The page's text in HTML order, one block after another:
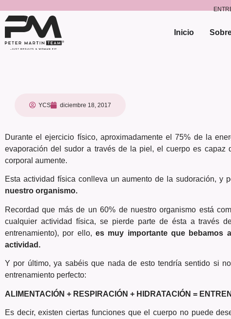
Inicio
YCS diciembre 18, 2017
Durante el ejercicio físico, aproximadamente el 75% de la
evaporación del sudor a través de la piel, el cuerpo es capaz
corporal aumente.
Esta actividad física conlleva un aumento de la sudoración, y
nuestro organismo.
Recordad que más de un 60% de nuestro organismo está
cualquier actividad física, se pierde parte de ésta a través
entrenamiento), por ello, es muy importante que bebamos
actividad.
Y por último, ya sabéis que nada de esto tendría sentido si
entrenamiento perfecto:
ALIMENTACIÓN + RESPIRACIÓN + HIDRATACIÓN =
Es decir, existen ciertas funciones que el cuerpo no puede